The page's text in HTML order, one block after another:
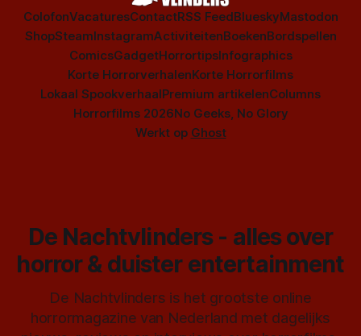
ColofonVacaturesContactRSS FeedBlueskyMastodon
ShopSteamInstagramActiviteitenBoekenBordspellen
ComicsGadgetHorrortipsInfographics
Korte HorrorverhalenKorte Horrorfilms
Lokaal SpookverhaalPremium artikelenColumns
Horrorfilms 2026No Geeks, No Glory
Werkt op Ghost
De Nachtvlinders - alles over
horror & duister entertainment
De Nachtvlinders is het grootste online
horrormagazine van Nederland met dagelijks